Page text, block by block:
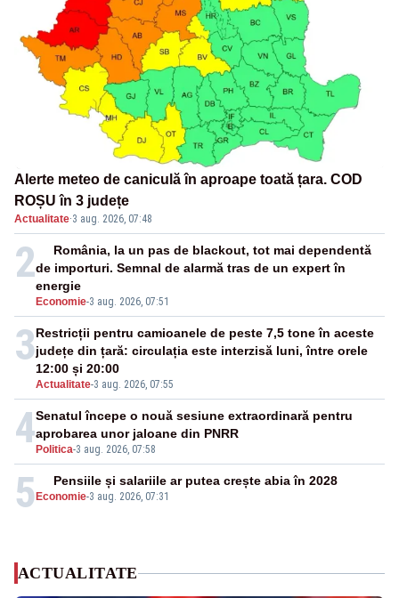
Alerte meteo de caniculă în aproape toată țara. COD
ROȘU în 3 județe
Actualitate·3 aug. 2026, 07:48
2
Economie-3 aug. 2026, 07:51
România, la un pas de blackout, tot mai dependentă
de importuri. Semnal de alarmă tras de un expert în
energie
3
Actualitate-3 aug. 2026, 07:55
Restricții pentru camioanele de peste 7,5 tone în aceste
județe din țară: circulația este interzisă luni, între orele
12:00 și 20:00
4 Politica-3 aug. 2026, 07:58
Senatul începe o nouă sesiune extraordinară pentru
aprobarea unor jaloane din PNRR
5 Economie-3 aug. 2026, 07:31
Pensiile și salariile ar putea crește abia în 2028
ACTUALITATE